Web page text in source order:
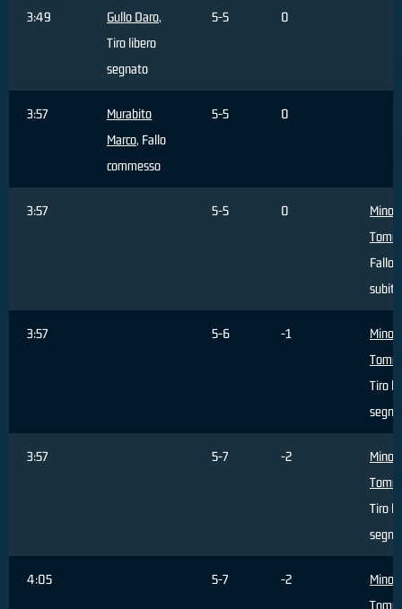
3:49 Gullo Daro,
Tiro libero
segnato
5-5 0
3:57
Murabito
Marco, Fallo
commesso
5-5 0
3:57 5-5 0
Minoli
Fallo
subito
3:57 5-6 -1
Minoli
Tiro
3:57 5-7 -2
Minoli
Tiro
4:05 5-7 -2
Minoli